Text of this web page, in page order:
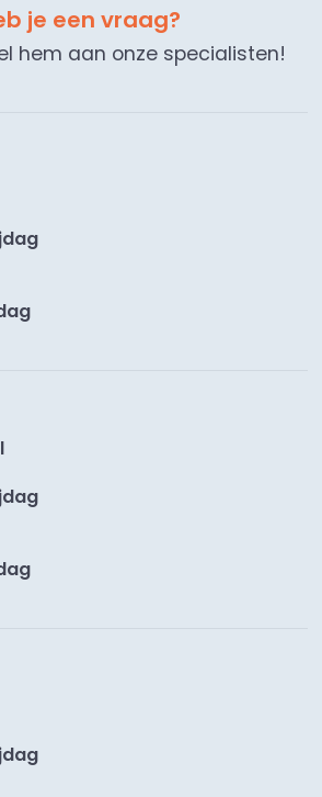
je een vraag?
hem aan onze specialisten!